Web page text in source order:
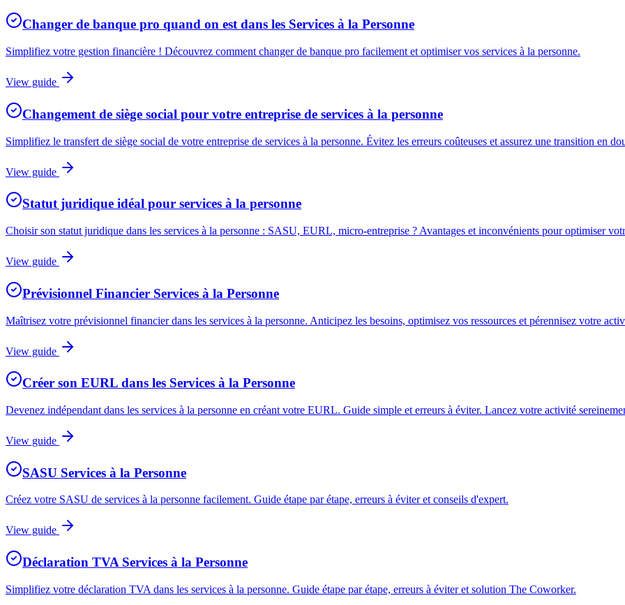
Changer de banque pro quand on est dans les Services à la Personne
Simplifiez votre gestion financière ! Découvrez comment changer de banque pro facilement et optimiser vos services à la personne.
View guide
Changement de siège social pour votre entreprise de services à la personne
Simplifiez le transfert de siège social de votre entreprise de services à la personne. Évitez les erreurs coûteuses et assurez une transition en
View guide
Statut juridique idéal pour services à la personne
Choisir son statut juridique dans les services à la personne : SASU, EURL, micro-entreprise ? Avantages et inconvénients pour optimiser
View guide
Prévisionnel Financier Services à la Personne
Maîtrisez votre prévisionnel financier dans les services à la personne. Anticipez les besoins, optimisez vos ressources et pérennisez votre
View guide
Créer son EURL dans les Services à la Personne
Devenez indépendant dans les services à la personne en créant votre EURL. Guide simple et erreurs à éviter. Lancez votre activité
View guide
SASU Services à la Personne
Créez votre SASU de services à la personne facilement. Guide étape par étape, erreurs à éviter et conseils d'expert.
View guide
Déclaration TVA Services à la Personne
Simplifiez votre déclaration TVA dans les services à la personne. Guide étape par étape, erreurs à éviter et solution The Coworker.